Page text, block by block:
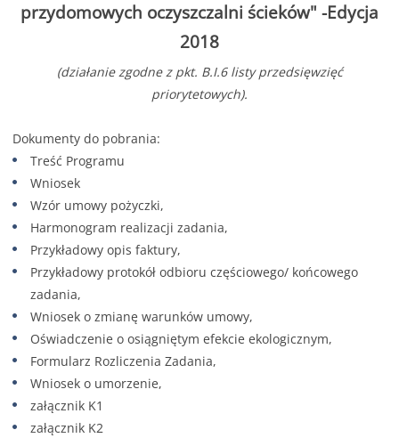
przydomowych oczyszczalni ścieków" -Edycja
2018
(działanie zgodne z pkt. B.I.6 listy przedsięwzięć
priorytetowych).
Dokumenty do pobrania:
Treść Programu
Wniosek
Wzór umowy pożyczki,
Harmonogram realizacji zadania,
Przykładowy opis faktury,
Przykładowy protokół odbioru częściowego/ końcowego
zadania,
Wniosek o zmianę warunków umowy,
Oświadczenie o osiągniętym efekcie ekologicznym,
Formularz Rozliczenia Zadania,
Wniosek o umorzenie,
załącznik K1
załącznik K2